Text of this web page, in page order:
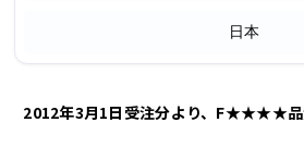
日本
2012年3月1日受注分より、F★★★★品